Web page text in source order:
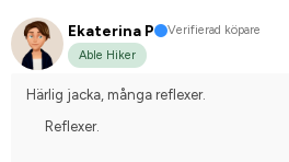
Ekaterina P
Verifierad köpare
Able Hiker
Härlig jacka, många reflexer.
Reflexer.